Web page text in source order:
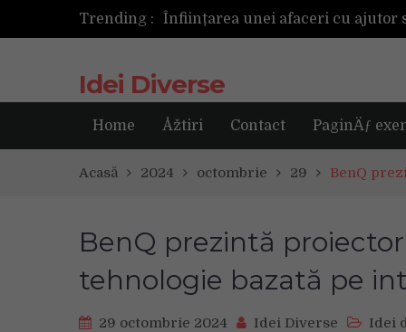
Trending :
Următoarea fotografie poate fi
Idei Diverse
Home Åžtiri Contact PaginÄƒ
Acasă 2024 octombrie 29 BenQ
BenQ prezintă
tehnologie bazată pe
29 octombrie 2024 Idei Diverse Idei